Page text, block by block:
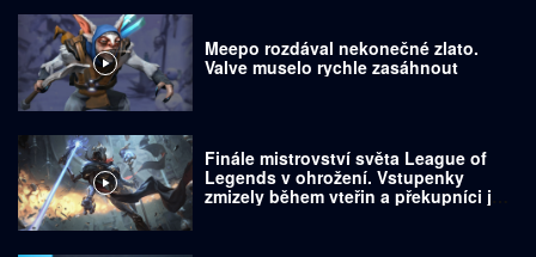
Meepo rozdával nekonečné zlato.
Valve muselo rychle zasáhnout
Finále mistrovství světa League of
Legends v ohrožení. Vstupenky
zmizely během vteřin a překupníci je